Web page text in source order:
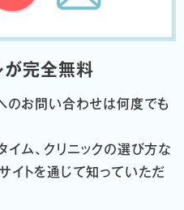
が完全無料
のお問い合わせは何度でも
イム、クリニックの選び方な
イトを通じて知っていただ